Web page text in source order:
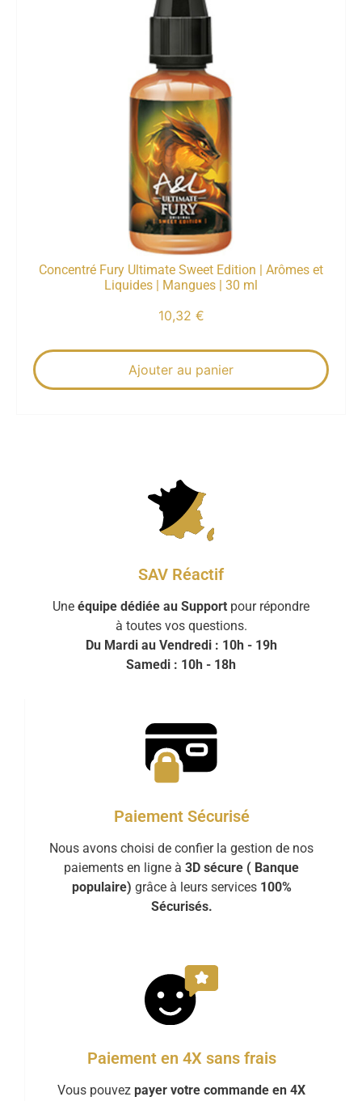
Concentré Fury Ultimate Sweet Edition | Arômes et
Liquides | Mangues | 30 ml
10,32 €
Ajouter au panier
SAV Réactif
Une équipe dédiée au Support pour répondre
à toutes vos questions.
Du Mardi au Vendredi : 10h - 19h
Samedi : 10h - 18h
Paiement Sécurisé
Nous avons choisi de confier la gestion de nos
paiements en ligne à 3D sécure ( Banque
populaire) grâce à leurs services 100%
Sécurisés.
Paiement en 4X sans frais
Vous pouvez payer votre commande en 4X